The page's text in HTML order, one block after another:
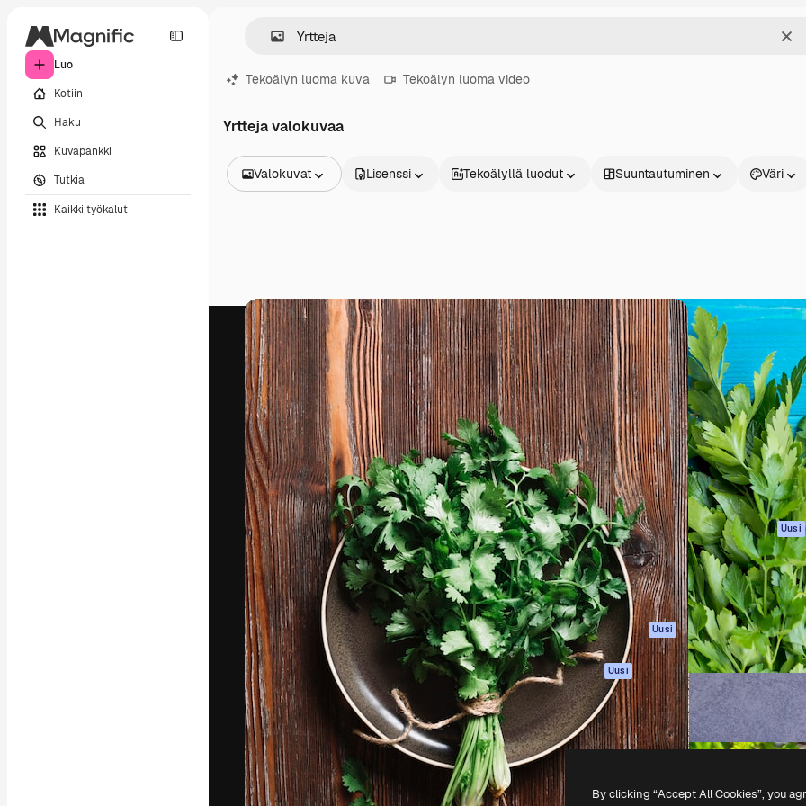
Luo
Kotiin
Haku
Kuvapankki
Tutkia
Kaikki työkalut
Tekoälyn luoma kuva Tekoälyn luoma video
Yrtteja valokuvaa
Valokuvat
Videot
Videomateriaali
Liikegrafiikka
Videopohjat
Kuvakkeet
3D mallit
Fontit
Lisenssi Tekoälyllä luodut Suuntautuminen Väri
Luova alusta parhaiden töidesi
toteuttamiseen. Yli miljoona tilaajaa
luovien alojen ammattilaisten, yritysten,
toimistojen ja studioiden joukossa.
Suomi
Tuotteet
Spaces
Tekoälyavustaja
Tekoälyllä toimiva
kuvageneraattori
Tekoälyllä toimiva
videogeneraattori
Tekoälyllä toimiva
äänigeneraattori
Kuvapankkisisältö
MCP
Claudelle ja
ChatGPT:lle
Uusi
Agentit Uusi
API
Mobiilisovellus
Kaikki Magnific-
Aloita
Academy
Dokumentaatio
Tuki
Käyttöehdot
Alkuperäiset Uusi
Evästepolitiikka
Luottamuskeskus
Kumppanit
Yrityksille
By clicking “Accept All Cookies”, you